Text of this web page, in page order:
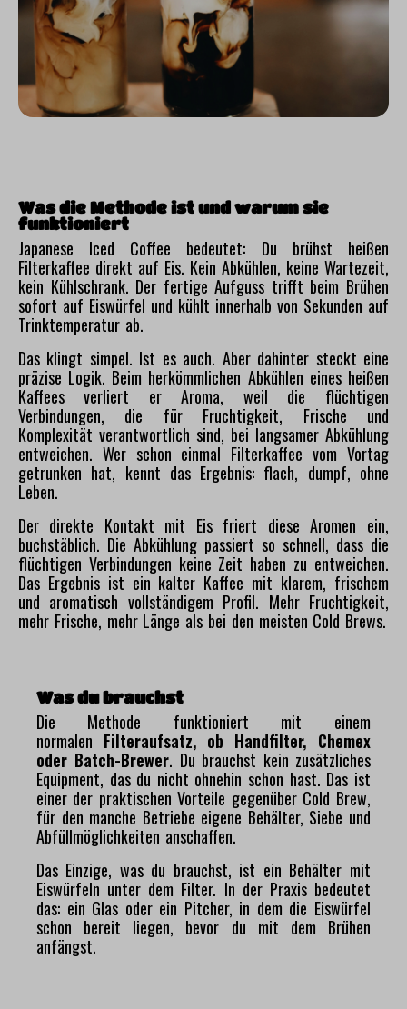
Was die Methode ist und warum sie
funktioniert
Japanese Iced Coffee bedeutet: Du brühst heißen
Filterkaffee direkt auf Eis. Kein Abkühlen, keine Wartezeit,
kein Kühlschrank. Der fertige Aufguss trifft beim Brühen
sofort auf Eiswürfel und kühlt innerhalb von Sekunden auf
Trinktemperatur ab.
Das klingt simpel. Ist es auch. Aber dahinter steckt eine
präzise Logik. Beim herkömmlichen Abkühlen eines heißen
Kaffees verliert er Aroma, weil die flüchtigen
Verbindungen, die für Fruchtigkeit, Frische und
Komplexität verantwortlich sind, bei langsamer Abkühlung
entweichen. Wer schon einmal Filterkaffee vom Vortag
getrunken hat, kennt das Ergebnis: flach, dumpf, ohne
Leben.
Der direkte Kontakt mit Eis friert diese Aromen ein,
buchstäblich. Die Abkühlung passiert so schnell, dass die
flüchtigen Verbindungen keine Zeit haben zu entweichen.
Das Ergebnis ist ein kalter Kaffee mit klarem, frischem
und aromatisch vollständigem Profil. Mehr Fruchtigkeit,
mehr Frische, mehr Länge als bei den meisten Cold Brews.
Was du brauchst
Die Methode funktioniert mit einem
normalen Filteraufsatz, ob Handfilter, Chemex
oder Batch-Brewer. Du brauchst kein zusätzliches
Equipment, das du nicht ohnehin schon hast. Das ist
einer der praktischen Vorteile gegenüber Cold Brew,
für den manche Betriebe eigene Behälter, Siebe und
Abfüllmöglichkeiten anschaffen.
Das Einzige, was du brauchst, ist ein Behälter mit
Eiswürfeln unter dem Filter. In der Praxis bedeutet
das: ein Glas oder ein Pitcher, in dem die Eiswürfel
schon bereit liegen, bevor du mit dem Brühen
anfängst.